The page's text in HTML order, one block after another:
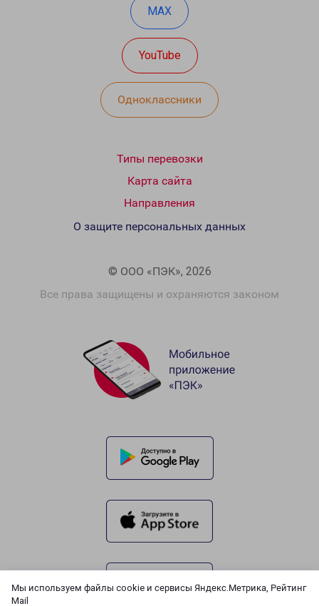
Мы используем файлы cookie и сервисы Яндекс.Метрика, Рейтинг
Mail
MAX
YouTube
Одноклассники
Типы перевозки
Карта сайта
Направления
© ООО «ПЭК», 2026
Все права защищены и охраняются законом
О защите персональных данных